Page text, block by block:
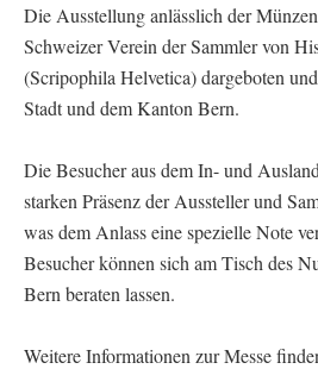
Die Ausstellung anlässlich der
Schweizer Verein der Sammler von
(Scripophila Helvetica) dargeboten
Stadt und dem Kanton Bern.
Die Besucher aus dem In- und
starken Präsenz der Aussteller und
was dem Anlass eine spezielle Note
Besucher können sich am Tisch des
Bern beraten lassen.
Weitere Informationen zur Messe